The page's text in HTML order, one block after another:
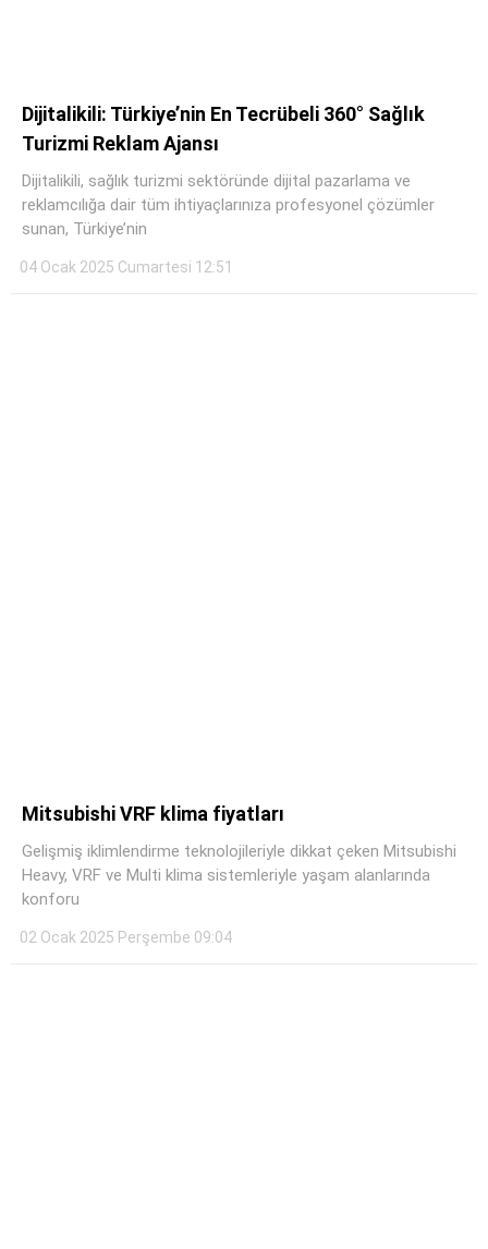
Dijitalikili: Türkiye’nin En Tecrübeli 360° Sağlık
Turizmi Reklam Ajansı
Dijitalikili, sağlık turizmi sektöründe dijital pazarlama ve
reklamcılığa dair tüm ihtiyaçlarınıza profesyonel çözümler
sunan, Türkiye’nin
04 Ocak 2025 Cumartesi 12:51
Mitsubishi VRF klima fiyatları
Gelişmiş iklimlendirme teknolojileriyle dikkat çeken Mitsubishi
Heavy, VRF ve Multi klima sistemleriyle yaşam alanlarında
konforu
02 Ocak 2025 Perşembe 09:04